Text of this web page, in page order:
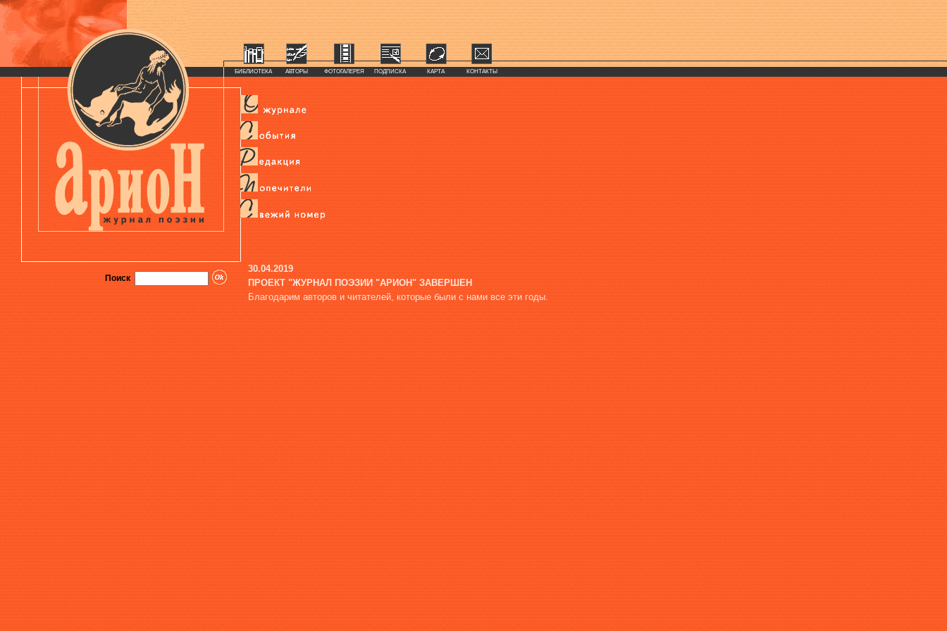
Поиск
БИБЛИОТЕКА АВТОРЫ ФОТОГАЛЕРЕЯ ПОДПИСКА КАРТА КОНТАКТЫ
30.04.2019
ПРОЕКТ "ЖУРНАЛ ПОЭЗИИ "АРИОН" ЗАВЕРШЕН
Благодарим авторов и читателей, которые были с нами все эти годы.